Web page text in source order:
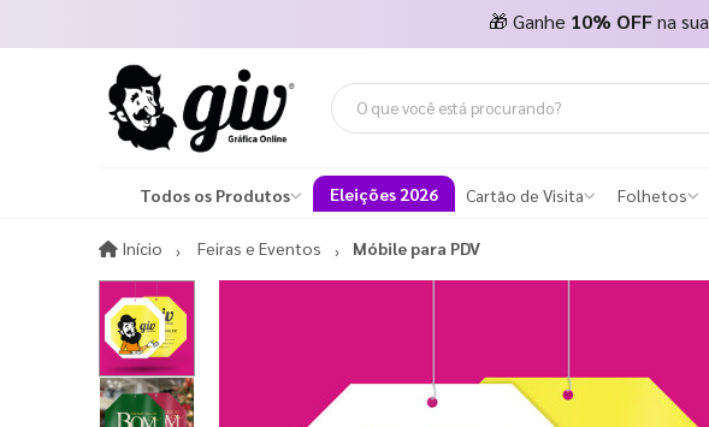
🎁 Ganhe 10% OFFna sua
Todos os Produtos Eleições 2026 Cartão de Visita Folhetos
Início InícioFeiras e Eventos Móbile para PDV